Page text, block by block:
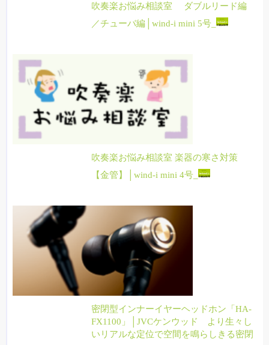
吹奏楽お悩み相談室 ダブルリード編
／チューバ編│wind-i mini 5号_
吹奏楽お悩み相談室 楽器の寒さ対策
【金管】│wind-i mini 4号_
密閉型インナーイヤーヘッドホン「HA-
FX1100」│JVCケンウッド より生々し
いリアルな定位で空間を鳴らしきる密閉